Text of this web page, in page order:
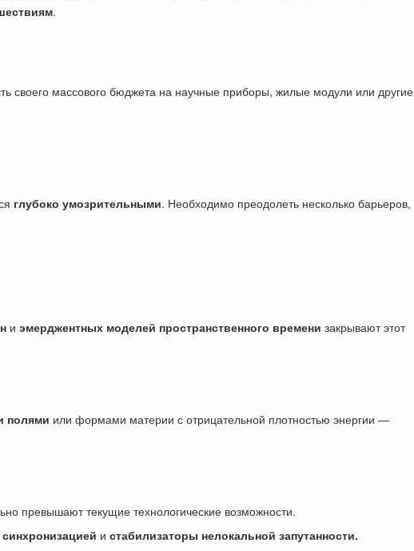
.
своего массового бюджета на научные приборы, жилые модули или другие
глубоко умозрительными. Необходимо преодолеть несколько барьеров,
и эмерджентных моделей пространственного времени закрывают этот
полями или формами материи с отрицательной плотностью энергии —
превышают текущие технологические возможности.
и стабилизаторы нелокальной запутанности.